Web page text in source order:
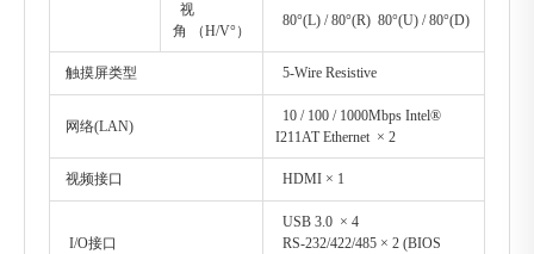
视
角 （H/V°）
80°(L) / 80°(R) 80°(U) / 80°(D)
触摸屏类型 5-Wire Resistive
网络(LAN)
10 / 100 / 1000Mbps Intel®
I211AT Ethernet × 2
视频接口 HDMI × 1
I/O接口
USB 3.0 × 4
RS-232/422/485 × 2 (BIOS